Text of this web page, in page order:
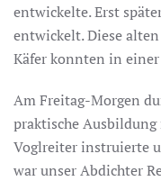
entwickelte. Erst
entwickelt. Diese
Käfer konnten in
Am Freitag-Morgen
praktische
Voglreiter instruierte
war unser Abdichter